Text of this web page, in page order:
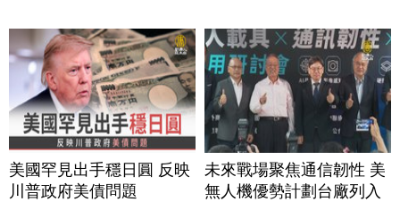
美國罕見出手穩日圓 反映
川普政府美債問題
未來戰場聚焦通信韌性 美
無人機優勢計劃台廠列入